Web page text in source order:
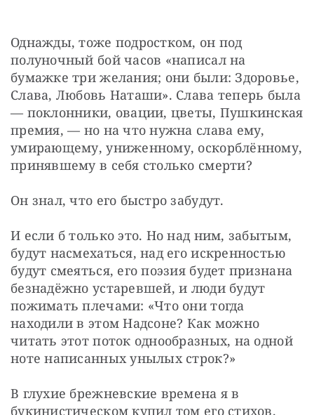
Однажды, тоже подростком, он под
полуночный бой часов «написал на
бумажке три желания; они были: Здоровье,
Слава, Любовь Наташи». Слава теперь была
— поклонники, овации, цветы, Пушкинская
премия, — но на что нужна слава ему,
умирающему, униженному, оскорблённому,
принявшему в себя столько смерти?
Он знал, что его быстро забудут.
И если б только это. Но над ним, забытым,
будут насмехаться, над его искренностью
будут смеяться, его поэзия будет признана
безнадёжно устаревшей, и люди будут
пожимать плечами: «Что они тогда
находили в этом Надсоне? Как можно
читать этот поток однообразных, на одной
ноте написанных унылых строк?»
В глухие брежневские времена я в
букинистическом купил том его стихов.